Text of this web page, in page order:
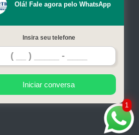
Missão
Serviços
Contato
Mapa do site
1
Olá! Fale agora pelo WhatsApp
Insira seu telefone
Iniciar conversa